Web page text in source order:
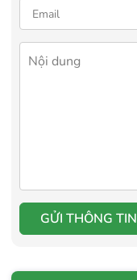
GỬI THÔNG TIN